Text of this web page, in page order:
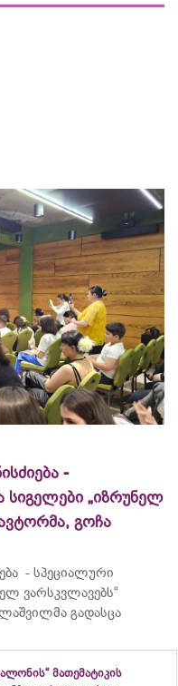
-
„იზრუნელ
გოჩა
- სპეციალური
ვარსკვლავებს“
გადასცა
მათემატიკის